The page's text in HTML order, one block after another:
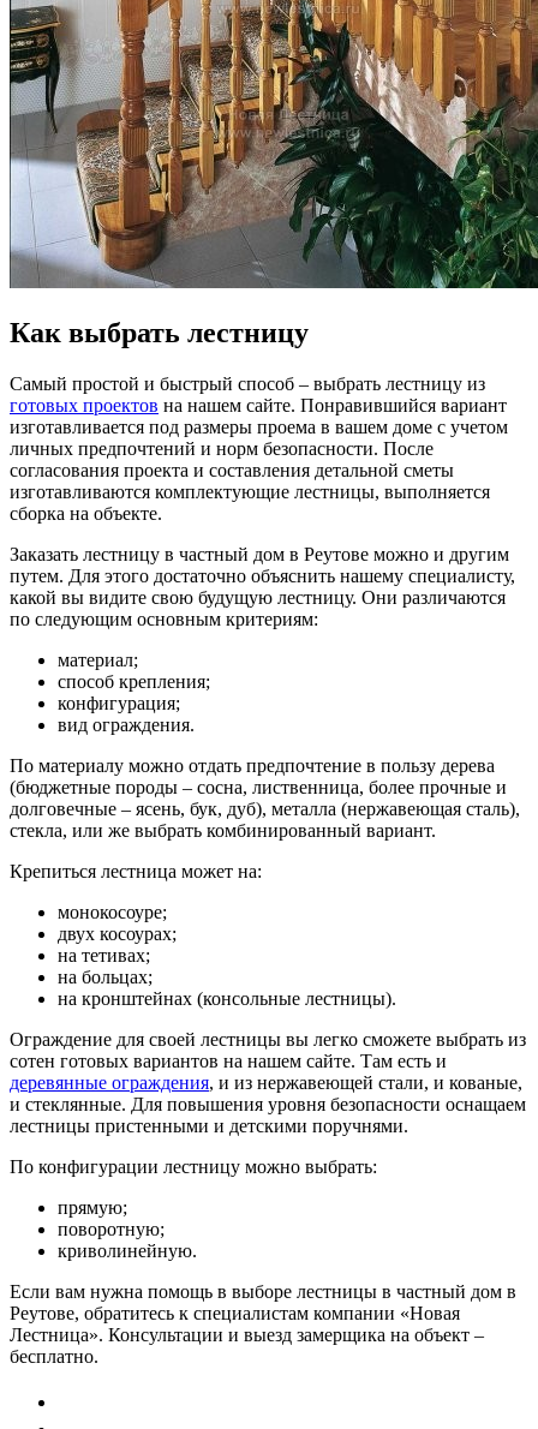
Как выбрать лестницу
Самый простой и быстрый способ – выбрать лестницу из
готовых проектов на нашем сайте. Понравившийся вариант
изготавливается под размеры проема в вашем доме с учетом
личных предпочтений и норм безопасности. После
согласования проекта и составления детальной сметы
изготавливаются комплектующие лестницы, выполняется
сборка на объекте.
Заказать лестницу в частный дом в Реутове можно и другим
путем. Для этого достаточно объяснить нашему специалисту,
какой вы видите свою будущую лестницу. Они различаются
по следующим основным критериям:
материал;
способ крепления;
конфигурация;
вид ограждения.
По материалу можно отдать предпочтение в пользу дерева
(бюджетные породы – сосна, лиственница, более прочные и
долговечные – ясень, бук, дуб), металла (нержавеющая сталь),
стекла, или же выбрать комбинированный вариант.
Крепиться лестница может на:
монокосоуре;
двух косоурах;
на тетивах;
на больцах;
на кронштейнах (консольные лестницы).
Ограждение для своей лестницы вы легко сможете выбрать из
сотен готовых вариантов на нашем сайте. Там есть и
деревянные ограждения, и из нержавеющей стали, и кованые,
и стеклянные. Для повышения уровня безопасности оснащаем
лестницы пристенными и детскими поручнями.
По конфигурации лестницу можно выбрать:
прямую;
поворотную;
криволинейную.
Если вам нужна помощь в выборе лестницы в частный дом в
Реутове, обратитесь к специалистам компании «Новая
Лестница». Консультации и выезд замерщика на объект –
бесплатно.